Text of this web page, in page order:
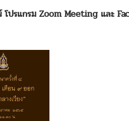
โปรแกรม Zoom Meeting และ